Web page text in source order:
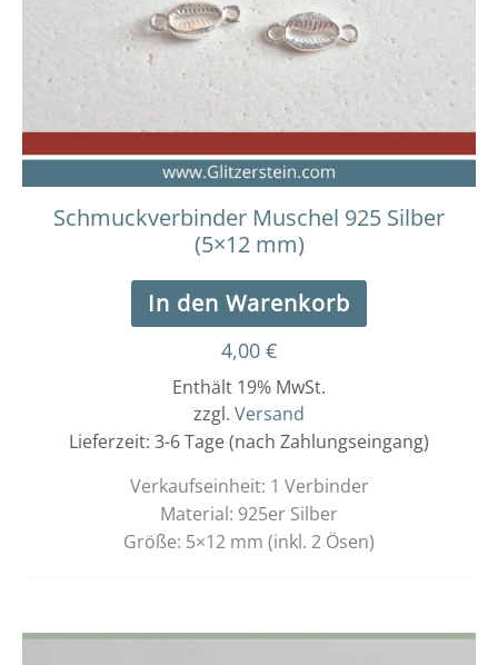
Schmuckverbinder Muschel 925 Silber
(5×12 mm)
In den Warenkorb
4,00 €
Enthält 19% MwSt.
zzgl. Versand
Lieferzeit: 3-6 Tage (nach Zahlungseingang)
Verkaufseinheit: 1 Verbinder
Material: 925er Silber
Größe: 5×12 mm (inkl. 2 Ösen)